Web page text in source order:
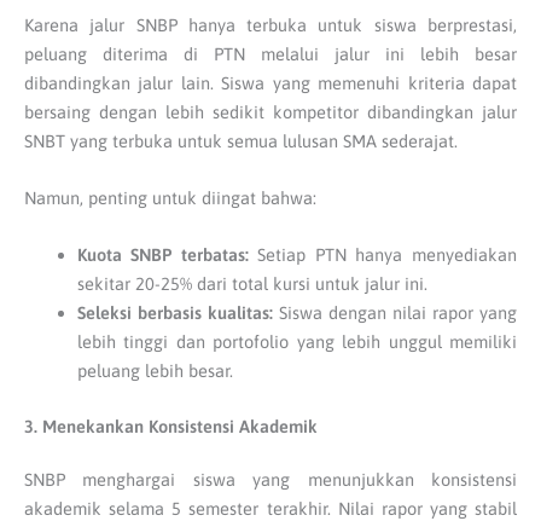
Karena jalur SNBP hanya terbuka untuk siswa berprestasi,
peluang diterima di PTN melalui jalur ini lebih besar
dibandingkan jalur lain. Siswa yang memenuhi kriteria dapat
bersaing dengan lebih sedikit kompetitor dibandingkan jalur
SNBT yang terbuka untuk semua lulusan SMA sederajat.
Namun, penting untuk diingat bahwa:
Kuota SNBP terbatas:Setiap PTN hanya menyediakan
sekitar 20-25% dari total kursi untuk jalur ini.
Seleksi berbasis kualitas:Siswa dengan nilai rapor yang
lebih tinggi dan portofolio yang lebih unggul memiliki
peluang lebih besar.
3. Menekankan Konsistensi Akademik
SNBP menghargai siswa yang menunjukkan konsistensi
akademik selama 5 semester terakhir. Nilai rapor yang stabil